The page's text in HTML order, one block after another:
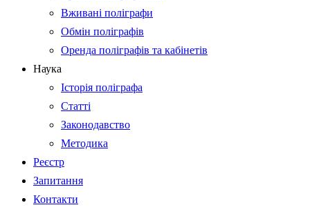
Вживані поліграфи
Обмін поліграфів
Оренда поліграфів та кабінетів
Наука
Історія поліграфа
Статті
Законодавство
Методика
Реєстр
Запитання
Контакти